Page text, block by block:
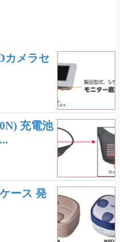
カメラセ
充電池
ース 発